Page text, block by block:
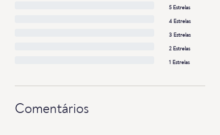
5 Estrelas
4 Estrelas
3 Estrelas
2 Estrelas
1 Estrelas
Comentários